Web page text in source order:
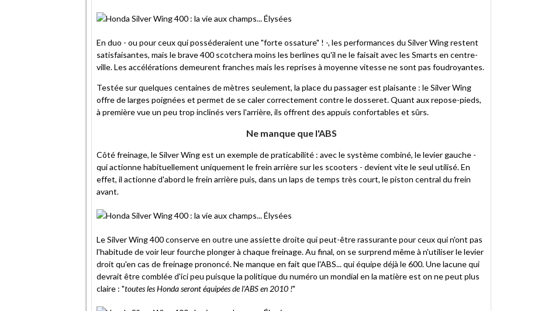
En duo - ou pour ceux qui posséderaient une "forte ossature" ! -, les performances du Silver Wing restent
satisfaisantes, mais le brave 400 scotchera moins les berlines qu'il ne le faisait avec les Smarts en centre-
ville. Les accélérations demeurent franches mais les reprises à moyenne vitesse ne sont pas foudroyantes.
Testée sur quelques centaines de mètres seulement, la place du passager est plaisante : le Silver Wing
offre de larges poignées et permet de se caler correctement contre le dosseret. Quant aux repose-pieds,
à première vue un peu trop inclinés vers l'arrière, ils offrent des appuis confortables et sûrs.
Ne manque que l'ABS
Côté freinage, le Silver Wing est un exemple de praticabilité : avec le système combiné, le levier gauche -
qui actionne habituellement uniquement le frein arrière sur les scooters - devient vite le seul utilisé. En
effet, il actionne d'abord le frein arrière puis, dans un laps de temps très court, le piston central du frein
avant.
Le Silver Wing 400 conserve en outre une assiette droite qui peut-être rassurante pour ceux qui n'ont pas
l'habitude de voir leur fourche plonger à chaque freinage. Au final, on se surprend même à n'utiliser le levier
droit qu'en cas de freinage prononcé. Ne manque en fait que l'ABS... qui équipe déjà le 600. Une lacune qui
devrait être comblée d'ici peu puisque la politique du numéro un mondial en la matière est on ne peut plus
claire : "toutes les Honda seront équipées de l'ABS en 2010 !"